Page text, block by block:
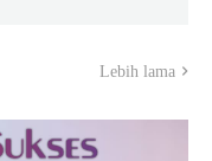
Lebih lama